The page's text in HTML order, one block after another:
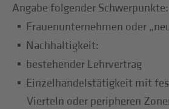
Angabe folgender
Frauenunternehmen oder
Nachhaltigkeit:
bestehender Lehrvertrag
Einzelhandelstätigkeit mit
Vierteln oder peripheren